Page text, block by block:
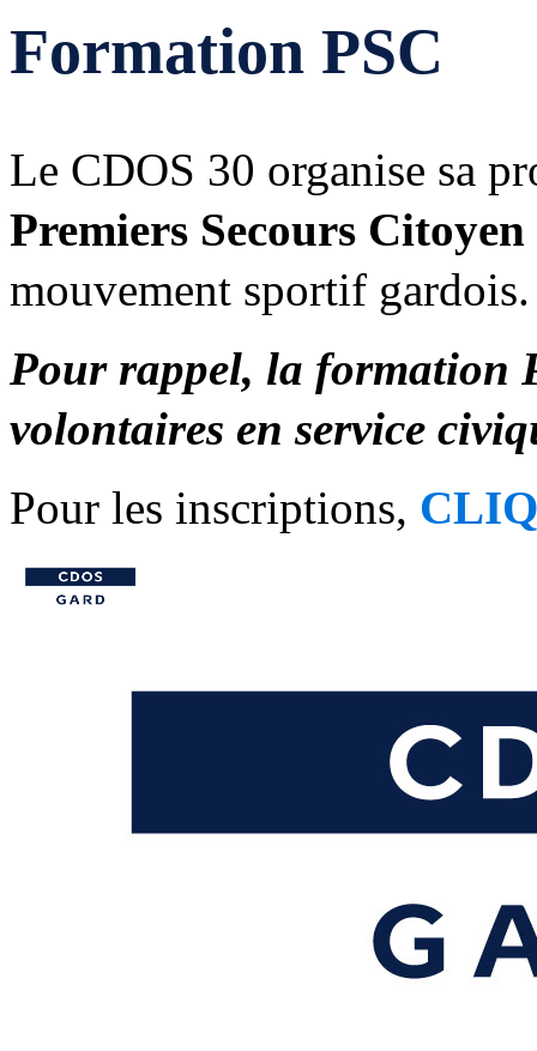
Formation PSC
Le CDOS 30 organise sa
Premiers Secours Citoyen
mouvement sportif gardois.
Pour rappel, la formation
volontaires en service
Pour les inscriptions,